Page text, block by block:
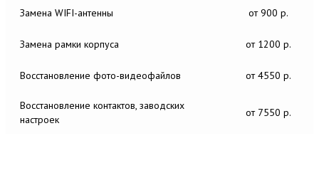
Замена WIFI-антенны от 900 р.
Замена рамки корпуса от 1200 р.
Восстановление фото-видеофайлов от 4550 р.
Восстановление контактов, заводских
настроек
от 7550 р.